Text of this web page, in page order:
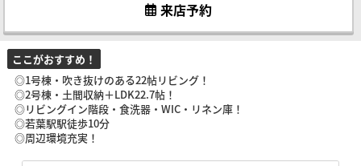
来店予約
ここがおすすめ！
◎1号棟・吹き抜けのある22帖リビング！
◎2号棟・土間収納＋LDK22.7帖！
◎リビングイン階段・食洗器・WIC・リネン庫！
◎若葉駅駅徒歩10分
◎周辺環境充実！